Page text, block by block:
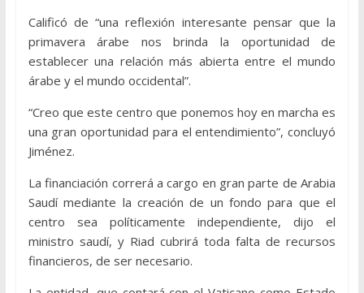
Calificó de “una reflexión interesante pensar que la
primavera árabe nos brinda la oportunidad de
establecer una relación más abierta entre el mundo
árabe y el mundo occidental”.
“Creo que este centro que ponemos hoy en marcha es
una gran oportunidad para el entendimiento”, concluyó
Jiménez.
La financiación correrá a cargo en gran parte de Arabia
Saudí mediante la creación de un fondo para que el
centro sea políticamente independiente, dijo el
ministro saudí, y Riad cubrirá toda falta de recursos
financieros, de ser necesario.